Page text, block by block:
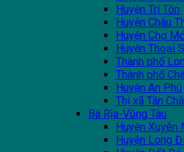
Huyện Tri Tôn
Huyện Châu
Huyện Chợ
Huyện Thoại
Thành phố
Thành phố
Huyện An Phú
Thị xã Tân
Bà Rịa-Vũng Tàu
Huyện Xuyên
Huyện Long